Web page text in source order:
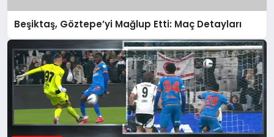
Beşiktaş, Göztepe’yi Mağlup Etti: Maç Detayları